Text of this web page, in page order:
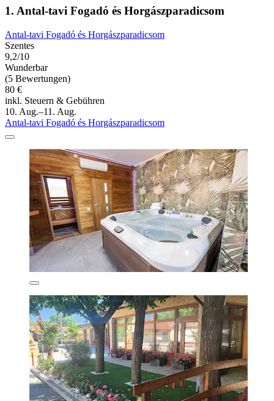
1. Antal-tavi Fogadó és Horgászparadicsom
Antal-tavi Fogadó és Horgászparadicsom
Szentes
9,2/10
Wunderbar
(5 Bewertungen)
80 €
inkl. Steuern & Gebühren
10. Aug.–11. Aug.
Antal-tavi Fogadó és Horgászparadicsom